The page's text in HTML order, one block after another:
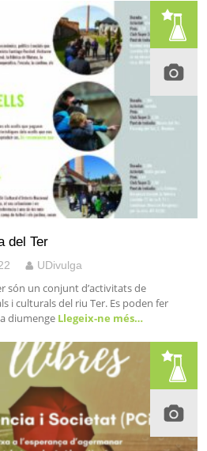
del Ter
UDivulga
són un conjunt d’activitats de
i culturals del riu Ter. Es poden fer
diumenge Llegeix-ne més…